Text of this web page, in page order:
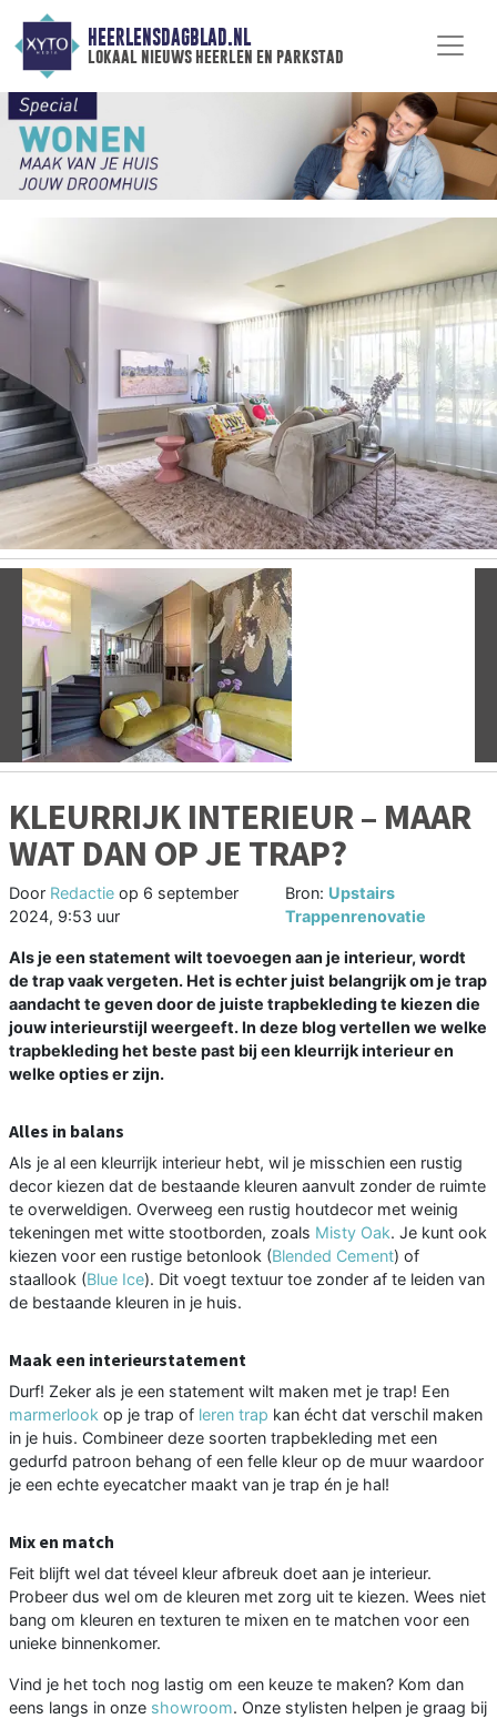
HEERLENSDAGBLAD.NL
lokaal nieuws heerlen en parkstad
Vorige
KLEURRIJK INTERIEUR – MAAR
WAT DAN OP JE TRAP?
Door Redactie op 6 september
2024, 9:53 uur
Bron: Upstairs
Trappenrenovatie
Als je een statement wilt toevoegen aan je interieur, wordt
de trap vaak vergeten. Het is echter juist belangrijk om je trap
aandacht te geven door de juiste trapbekleding te kiezen die
jouw interieurstijl weergeeft. In deze blog vertellen we welke
trapbekleding het beste past bij een kleurrijk interieur en
welke opties er zijn.
Alles in balans
Als je al een kleurrijk interieur hebt, wil je misschien een rustig
decor kiezen dat de bestaande kleuren aanvult zonder de ruimte
te overweldigen. Overweeg een rustig houtdecor met weinig
tekeningen met witte stootborden, zoals Misty Oak. Je kunt ook
kiezen voor een rustige betonlook (Blended Cement) of
staallook (Blue Ice). Dit voegt textuur toe zonder af te leiden van
de bestaande kleuren in je huis.
Maak een interieurstatement
Durf! Zeker als je een statement wilt maken met je trap! Een
marmerlook op je trap of leren trap kan écht dat verschil maken
in je huis. Combineer deze soorten trapbekleding met een
gedurfd patroon behang of een felle kleur op de muur waardoor
je een echte eyecatcher maakt van je trap én je hal!
Mix en match
Feit blijft wel dat téveel kleur afbreuk doet aan je interieur.
Probeer dus wel om de kleuren met zorg uit te kiezen. Wees niet
bang om kleuren en texturen te mixen en te matchen voor een
unieke binnenkomer.
Vind je het toch nog lastig om een keuze te maken? Kom dan
eens langs in onze showroom. Onze stylisten helpen je graag bij